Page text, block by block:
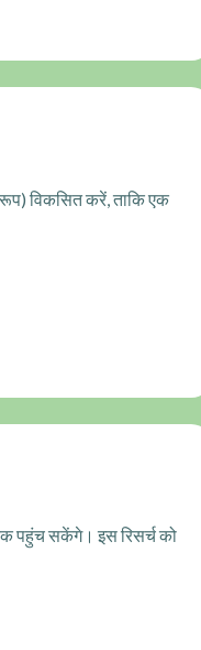
विकसित करें, ताकि एक
पहुंच सकेंगे। इस रिसर्च को